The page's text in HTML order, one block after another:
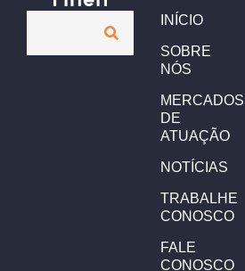
INÍCIO
SOBRE
NÓS
MERCADOS
DE
ATUAÇÃO
NOTÍCIAS
TRABALHE
CONOSCO
FALE
CONOSCO